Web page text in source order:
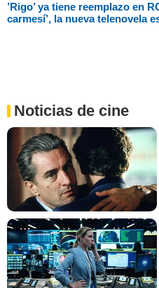
’Rigo’ ya tiene reemplazo en
carmesí’, la nueva telenovela
Noticias de cine